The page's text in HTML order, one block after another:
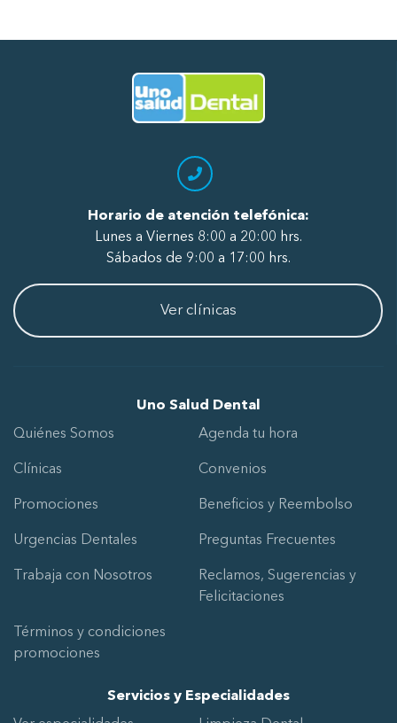
Horario de atención telefónica:
Lunes a Viernes 8:00 a 20:00 hrs.
Sábados de 9:00 a 17:00 hrs.
Ver clínicas
Uno Salud Dental
Quiénes Somos
Agenda tu hora
Clínicas Convenios
Promociones Beneficios y Reembolso
Urgencias Dentales Preguntas Frecuentes
Trabaja con Nosotros
Reclamos, Sugerencias y
Felicitaciones
Términos y condiciones
promociones
Servicios y Especialidades